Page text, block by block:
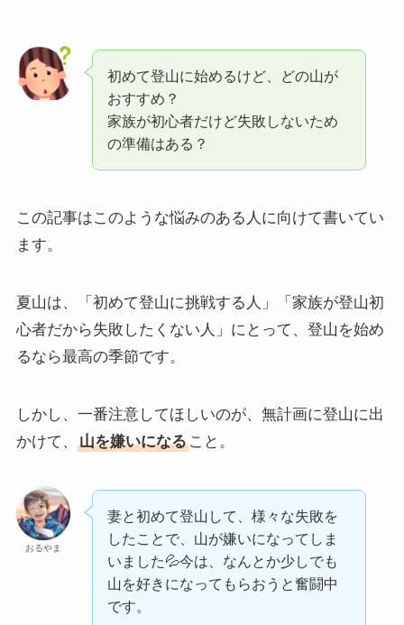
初めて登山に始めるけど、どの山が
おすすめ？
家族が初心者だけど失敗しないため
の準備はある？
この記事はこのような悩みのある人に向けて書いてい
ます。
夏山は、「初めて登山に挑戦する人」「家族が登山初
心者だから失敗したくない人」にとって、登山を始め
るなら最高の季節です。
しかし、一番注意してほしいのが、無計画に登山に出
かけて、
山を嫌いになること。
おるやま
妻と初めて登山して、様々な失敗を
したことで、山が嫌いになってしま
いました💦今は、なんとか少しでも
山を好きになってもらおうと奮闘中
です。